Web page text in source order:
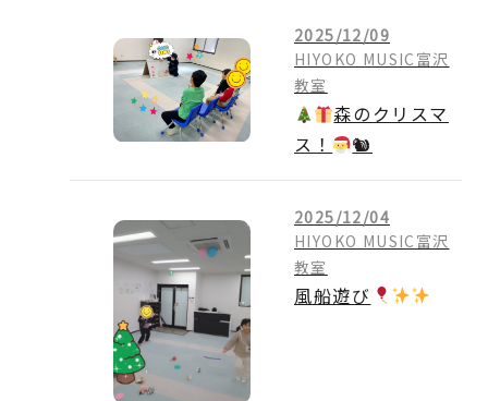
2025/12/09
HIYOKO MUSIC富沢
教室
森のクリスマ
ス！
🐿
2025/12/04
HIYOKO MUSIC富沢
教室
風船遊び